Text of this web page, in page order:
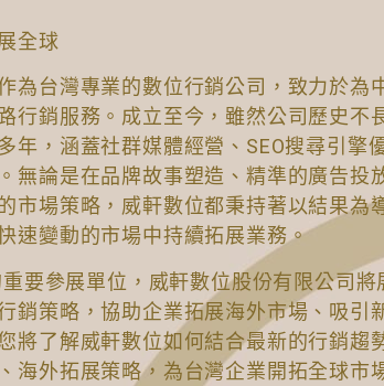
全球
為台灣專業的數位行銷公司，致力於為
行銷服務。成立至今，雖然公司歷史不
年，涵蓋社群媒體經營、SEO搜尋引擎
無論是在品牌故事塑造、精準的廣告投
市場策略，威軒數位都秉持著以結果為
速變動的市場中持續拓展業務。
要參展單位，威軒數位股份有限公司將
銷策略，協助企業拓展海外市場、吸引
將了解威軒數位如何結合最新的行銷趨
海外拓展策略，為台灣企業開拓全球市